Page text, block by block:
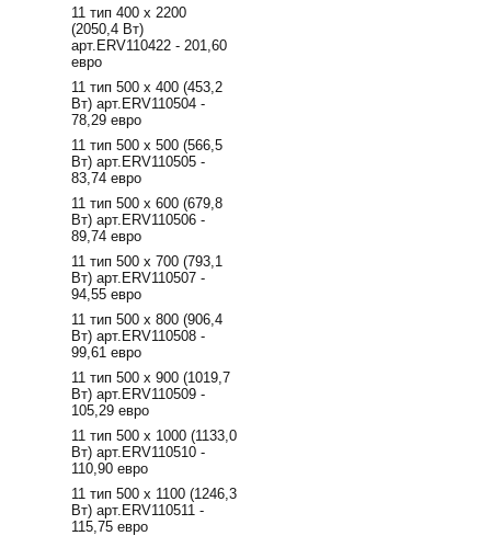
11 тип 400 х 2200
(2050,4 Вт)
арт.ERV110422 - 201,60
евро
11 тип 500 х 400 (453,2
Вт) арт.ERV110504 -
78,29 евро
11 тип 500 х 500 (566,5
Вт) арт.ERV110505 -
83,74 евро
11 тип 500 х 600 (679,8
Вт) арт.ERV110506 -
89,74 евро
11 тип 500 х 700 (793,1
Вт) арт.ERV110507 -
94,55 евро
11 тип 500 х 800 (906,4
Вт) арт.ERV110508 -
99,61 евро
11 тип 500 х 900 (1019,7
Вт) арт.ERV110509 -
105,29 евро
11 тип 500 х 1000 (1133,0
Вт) арт.ERV110510 -
110,90 евро
11 тип 500 х 1100 (1246,3
Вт) арт.ERV110511 -
115,75 евро